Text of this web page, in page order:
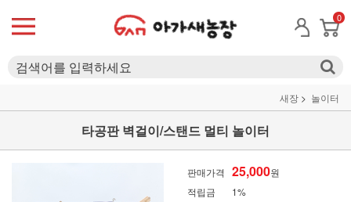
0
새장 놀이터
타공판 벽걸이/스탠드 멀티 놀이터
판매가격 25,000원
적립금
1%